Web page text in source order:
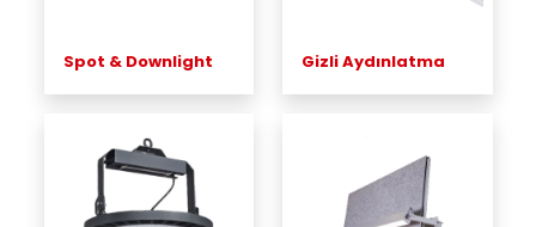
Spot & Downlight Gizli Aydınlatma